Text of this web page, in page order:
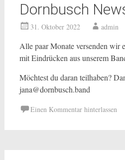
Dornbusch
31. Oktober 2022 admin
Alle paar Monate versenden wir
mit Eindrücken aus unserem
Möchtest du daran teilhaben?
jana@dornbusch.band
Einen Kommentar hinterlassen